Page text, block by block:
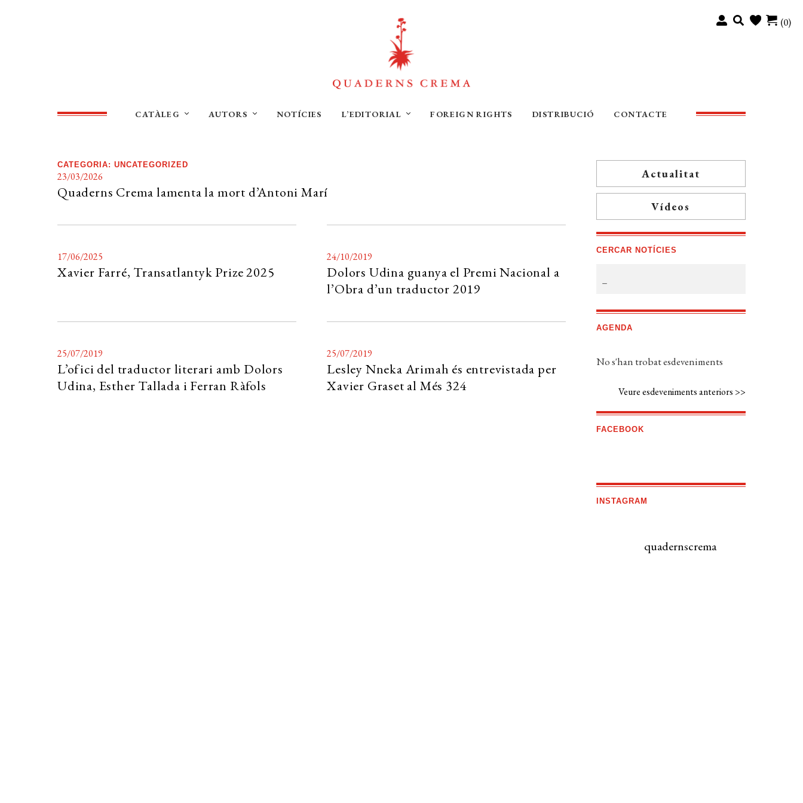
(0)
CATÀLEG AUTORS NOTÍCIES L’EDITORIAL FOREIGN RIGHTS DISTRIBUCIÓ CONTACTE
CATEGORIA: UNCATEGORIZED
23/03/2026
Quaderns Crema lamenta la mort d’Antoni Marí
17/06/2025
Xavier Farré, Transatlantyk Prize 2025
24/10/2019
Dolors Udina guanya el Premi Nacional a
l’Obra d’un traductor 2019
25/07/2019
L’ofici del traductor literari amb Dolors
Udina, Esther Tallada i Ferran Ràfols
25/07/2019
Lesley Nneka Arimah és entrevistada per
Xavier Graset al Més 324
Actualitat
Vídeos
CERCAR NOTÍCIES
AGENDA
No s'han trobat esdeveniments
Veure esdeveniments anteriors >>
FACEBOOK
INSTAGRAM
quadernscrema